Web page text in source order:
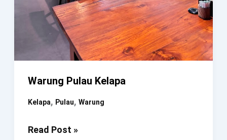
Warung Pulau Kelapa
Kelapa, Pulau, Warung
Warung
Read Post »